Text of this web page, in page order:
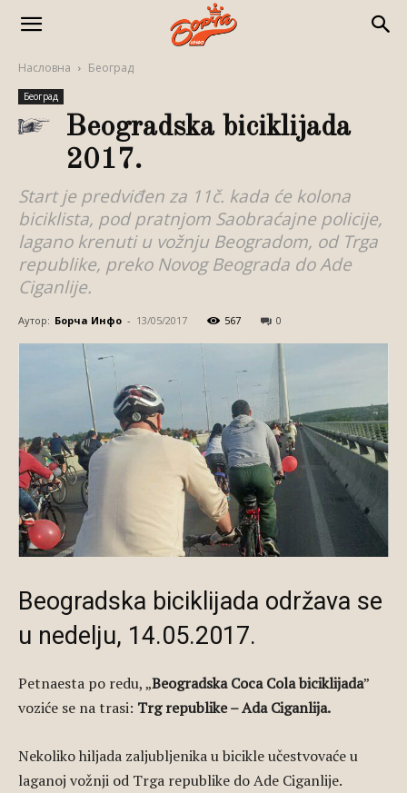
Насловна Београд
Београд
Beogradska biciklijada
2017.
Start je predviđen za 11č. kada će kolona
biciklista, pod pratnjom Saobraćajne policije,
lagano krenuti u vožnju Beogradom, od Trga
republike, preko Novog Beograda do Ade
Ciganlije.
Аутор: Борча Инфо - 13/05/2017 567 0
Beogradska biciklijada održava se
u nedelju, 14.05.2017.
Petnaesta po redu, „Beogradska Coca Cola biciklijada”
voziće se na trasi: Trg republike – Ada Ciganlija.
Nekoliko hiljada zaljubljenika u bicikle učestvovaće u
laganoj vožnji od Trga republike do Ade Ciganlije.